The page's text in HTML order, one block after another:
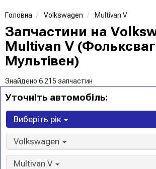
Головна Volkswagen Multivan V
Запчастини на
Multivan V
Мультівен)
Знайдено 6 215 запчастин
Уточніть автомобіль:
Виберіть рік
Volkswagen
Multivan V